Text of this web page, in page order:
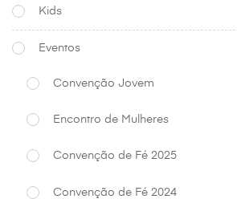
Kids
Eventos
Convenção Jovem
Encontro de Mulheres
Convenção de Fé 2025
Convenção de Fé 2024